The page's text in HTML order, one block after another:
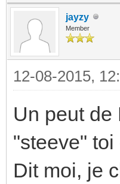
jayzy
Member
12-08-2015,
Un peut de
"steeve"
Dit moi, je